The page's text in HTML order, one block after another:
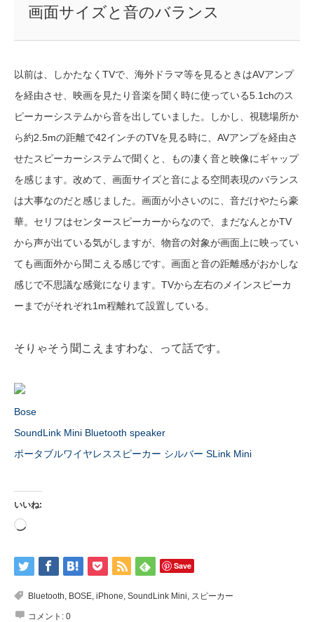
画面サイズと音のバランス
以前は、しかたなくTVで、海外ドラマ等を見るときはAVアンプ
を経由させ、映画を見たり音楽を聞く時に使っている5.1chのス
ピーカーシステムから音を出していました。しかし、視聴場所か
ら約2.5mの距離で42インチのTVを見る時に、AVアンプを経由さ
せたスピーカーシステムで聞くと、もの凄く音と映像にギャップ
を感じます。改めて、画面サイズと音による空間表現のバランス
は大事なのだと感じました。画面が小さいのに、音だけやたら豪
華。セリフはセンタースピーカーからなので、まだなんとかTV
から声が出ている気がしますが、物音の対象が画面上に映ってい
ても画面外から聞こえる感じです。画面と音の距離感がおかしな
感じで不思議な感覚になります。TVから左右のメインスピーカ
ーまでがそれぞれ1m程離れて設置している。
そりゃそう聞こえますわな、って話です。
Bose
SoundLink Mini Bluetooth speaker
ポータブルワイヤレススピーカー シルバー SLink Mini
いいね:
読
中…
Save
Bluetooth, BOSE, iPhone, SoundLink Mini, スピーカー
コメント: 0